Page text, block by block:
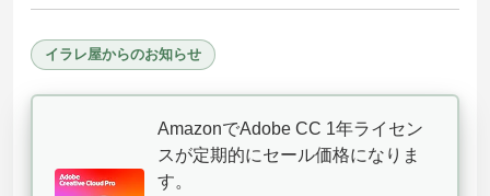
イラレ屋からのお知らせ
AmazonでAdobe CC 1年ライセン
スが定期的にセール価格になりま
す。